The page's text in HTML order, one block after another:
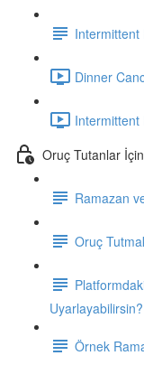
Intermittent
Dinner
Intermittent
Oruç Tutanlar
Ramazan
Oruç
Uyarlayabilirsin?
Örnek